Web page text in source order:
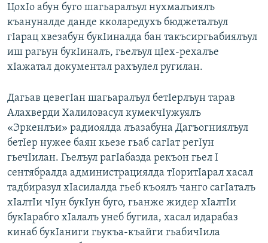
ЦохIо абун буго шагьаралъул нухмалъиялъ
къануналде данде кколаредухъ бюджеталъул
гIарац хвезабун букIиналда бан такъсиргьабиялъул
иш рагьун букIиналъ, гьелъул цIех-рехалъе
хIажатал документал рахъулел ругилан.
Дагьав цевегIан шагьаралъул бетIерлъун тарав
Алахверди Халиловасул кумекчIужуялъ
«Эркенлъи» радиоялда лъазабуна Дагъогниялъул
бетIер нужее баян кьезе гьаб сагIат регIун
гьечIилан. Гьелъул рагIабазда рекъон гьел I
сентябралда администрациялда тIоритIарал хасал
тадбиразул хIасилалда гьеб къоялъ чанго сагIаталъ
хIалтIи чIун букIун буго, гьанже жидер хIалтIи
букIарабго хIалалъ унеб бугила, хасал идарабаз
кинаб букIаниги гьукъа-къайги гьабичIила